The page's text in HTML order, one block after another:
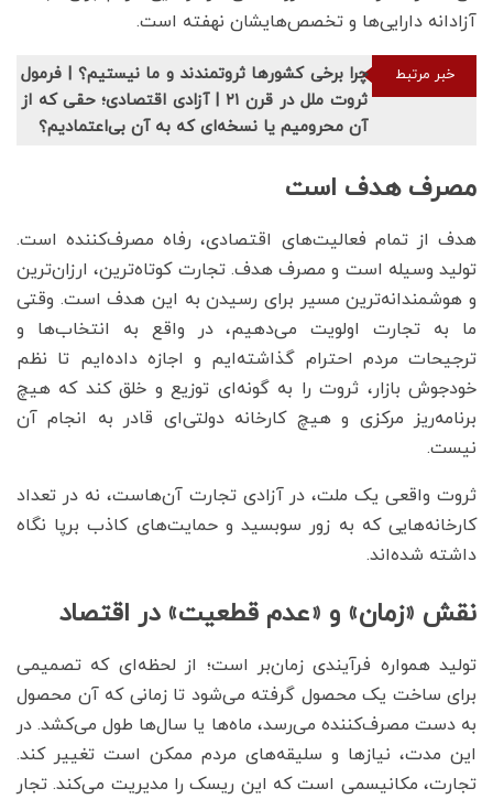
آزادانه دارایی‌ها و تخصص‌هایشان نهفته است.
خبر مرتبط
چرا برخی کشورها ثروتمندند و ما نیستیم؟ | فرمول
ثروت ملل در قرن ۲۱ | آزادی اقتصادی؛ حقی که از
آن محرومیم یا نسخه‌ای که به آن بی‌اعتمادیم؟
مصرف هدف است
هدف از تمام فعالیت‌های اقتصادی، رفاه مصرف‌کننده است.
تولید وسیله است و مصرف هدف. تجارت کوتاه‌ترین، ارزان‌ترین
و هوشمندانه‌ترین مسیر برای رسیدن به این هدف است. وقتی
ما به تجارت اولویت می‌دهیم، در واقع به انتخاب‌ها و
ترجیحات مردم احترام گذاشته‌ایم و اجازه داده‌ایم تا نظم
خودجوش بازار، ثروت را به گونه‌ای توزیع و خلق کند که هیچ
برنامه‌ریز مرکزی و هیچ کارخانه دولتی‌ای قادر به انجام آن
نیست.
ثروت واقعی یک ملت، در آزادی تجارت آن‌هاست، نه در تعداد
کارخانه‌هایی که به زور سوبسید و حمایت‌های کاذب برپا نگاه
داشته شده‌اند.
نقش «زمان» و «عدم قطعیت» در اقتصاد
تولید همواره فرآیندی زمان‌بر است؛ از لحظه‌ای که تصمیمی
برای ساخت یک محصول گرفته می‌شود تا زمانی که آن محصول
به دست مصرف‌کننده می‌رسد، ماه‌ها یا سال‌ها طول می‌کشد. در
این مدت، نیازها و سلیقه‌های مردم ممکن است تغییر کند.
تجارت، مکانیسمی است که این ریسک را مدیریت می‌کند. تجار